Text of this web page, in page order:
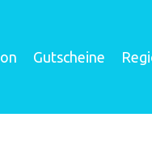
Gutscheine